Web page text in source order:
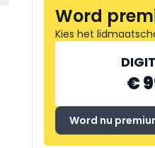
Word
Kies het
€
Word nu